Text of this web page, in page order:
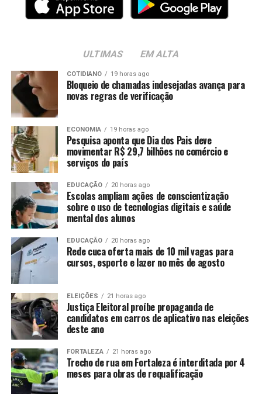
ULTIMAS EM ALTA
COTIDIANO 19 horas ago
Bloqueio de chamadas indesejadas avança para
novas regras de verificação
ECONOMIA 19 horas ago
Pesquisa aponta que Dia dos Pais deve
movimentar R$ 29,7 bilhões no comércio e
serviços do país
EDUCAÇÃO 20 horas ago
Escolas ampliam ações de conscientização
sobre o uso de tecnologias digitais e saúde
mental dos alunos
EDUCAÇÃO 20 horas ago
Rede cuca oferta mais de 10 mil vagas para
cursos, esporte e lazer no mês de agosto
ELEIÇÕES 21 horas ago
Justiça Eleitoral proíbe propaganda de
candidatos em carros de aplicativo nas eleições
deste ano
FORTALEZA 21 horas ago
Trecho de rua em Fortaleza é interditada por 4
meses para obras de requalificação